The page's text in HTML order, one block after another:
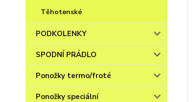
Těhotenské
PODKOLENKY
SPODNÍ PRÁDLO
Ponožky termo/froté
Ponožky speciální